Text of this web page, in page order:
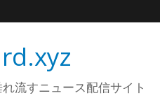
流すニュース配信サイト